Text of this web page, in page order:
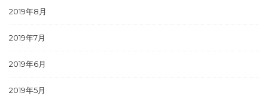
2019年8月
2019年7月
2019年6月
2019年5月